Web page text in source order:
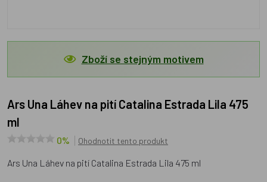
Zboží se stejným motivem
Ars Una Láhev na pití Catalina Estrada Lila 475
ml
0% Ohodnotit tento produkt
Ars Una Láhev na pití Catalina Estrada Lila 475 ml